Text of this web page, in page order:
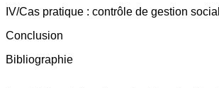
IV/Cas pratique : contrôle de gestion
Conclusion
Bibliographie